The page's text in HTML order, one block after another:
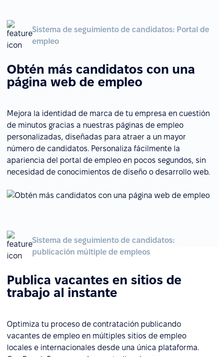
Sistema de seguimiento de candidatos: Portal de
empleo
Obtén más candidatos con una
página web de empleo
Mejora la identidad de marca de tu empresa en cuestión
de minutos gracias a nuestras páginas de empleo
personalizadas, diseñadas para atraer a un mayor
número de candidatos. Personaliza fácilmente la
apariencia del portal de empleo en pocos segundos, sin
necesidad de conocimientos de diseño o desarrollo web.
Sistema de seguimiento de candidatos:
publicación múltiple de empleos
Publica vacantes en sitios de
trabajo al instante
Optimiza tu proceso de contratación publicando
vacantes de empleo en múltiples sitios de empleo
locales e internacionales desde una única plataforma.